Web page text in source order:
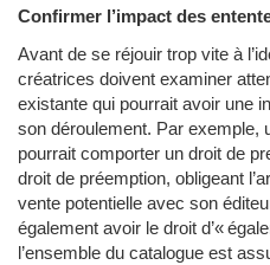
Confirmer l’impact des
Avant de se réjouir trop vite à
créatrices doivent examiner
existante qui pourrait avoir une
son déroulement. Par exemple,
pourrait comporter un droit de
droit de préemption, obligeant
vente potentielle avec son
également avoir le droit d’«
l’ensemble du catalogue est